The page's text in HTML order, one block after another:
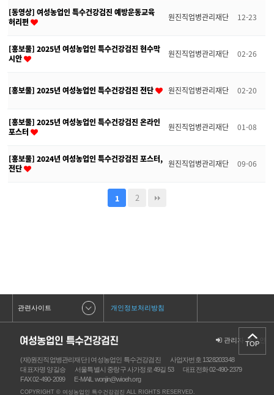
[동영상] 여성농업인 특수건강검진 예방운동교육
허리편
원진직업병관리재단 12-23
[홍보물] 2025년 여성농업인 특수건강검진 현수막
시안
원진직업병관리재단 02-26
[홍보물] 2025년 여성농업인 특수건강검진 전단 원진직업병관리재단 02-20
[홍보물] 2025년 여성농업인 특수건강검진 온라인
포스터
원진직업병관리재단 01-08
[홍보물] 2024년 여성농업인 특수건강검진 포스터,
전단
원진직업병관리재단 09-06
1 2
관련사이트 개인정보처리방침
TOP
(재)원진직업병관리재단 | 여성농업인 특수건강검진
사업자번호 1328203348
대표자명 양길승
서울특별시 중랑구 사가정로 49길 53
대표전화 02-490-2379
FAX 02-490-2099
E-MAIL wonjin@wioeh.org
COPYRIGHT © 여성농업인 특수건강검진 ALL RIGHTS RESERVED.
관리자 로그인